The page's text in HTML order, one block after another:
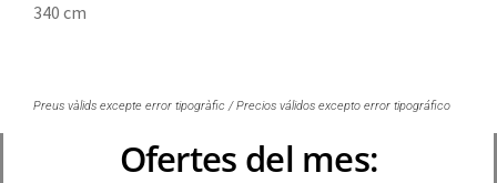
340 cm
Preus vàlids excepte error tipogràfic / Precios válidos excepto error tipográfico
Ofertes del mes: